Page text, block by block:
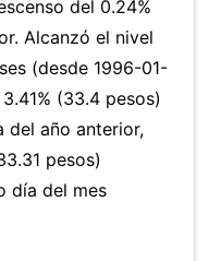
del 0.24%
Alcanzó el nivel
(desde 1996-01-
(33.4 pesos)
del año anterior,
pesos)
día del mes